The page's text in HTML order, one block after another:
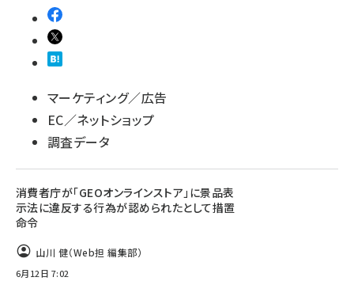
マーケティング／広告
EC／ネットショップ
調査データ
消費者庁が「GEOオンラインストア」に景品表
示法に違反する行為が認められたとして措置
命令
山川 健（Web担 編集部）
6月12日 7:02